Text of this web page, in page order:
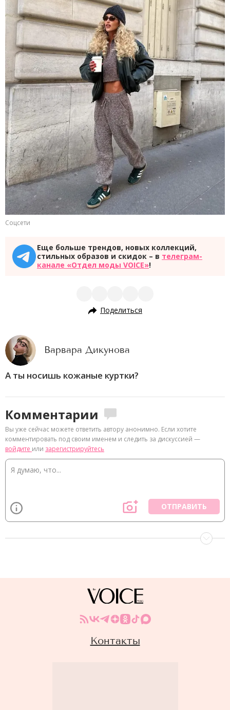
Соцсети
Еще больше трендов, новых коллекций,
стильных образов и скидок – в телеграм-
канале «Отдел моды VOICE»!
Поделиться
Варвара Дикунова
А ты носишь кожаные куртки?
Комментарии
Вы уже сейчас можете ответить автору анонимно. Если хотите
комментировать под своим именем и следить за дискуссией —
войдите или зарегистрируйтесь
ОТПРАВИТЬ
Контакты